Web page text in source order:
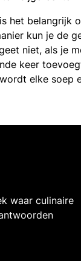
het belangrijk
kun je de
niet, als je
keer
elke soep
waar culinaire